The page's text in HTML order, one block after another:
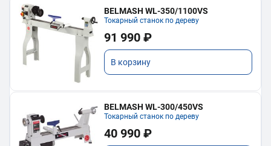
BELMASH WL-350/1100VS
Токарный станок по дереву
91 990 ₽
В корзину
BELMASH WL-300/450VS
Токарный станок по дереву
40 990 ₽